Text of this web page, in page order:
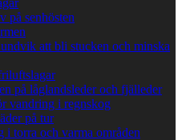
på senhösten
att bli stucken och minska
på låglandsleder och fjälleder
vandring i regnskog
på tur
i torra och varma områden